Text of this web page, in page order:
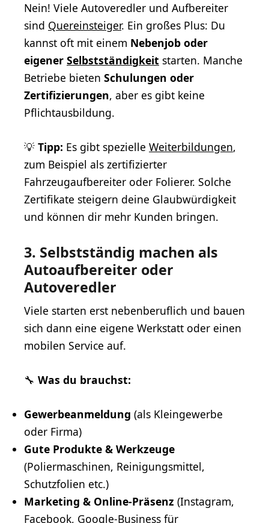
Nein! Viele Autoveredler und Aufbereiter
sind Quereinsteiger. Ein großes Plus: Du
kannst oft mit einem Nebenjob oder
eigener Selbstständigkeit starten. Manche
Betriebe bieten Schulungen oder
Zertifizierungen, aber es gibt keine
Pflichtausbildung.
💡 Tipp: Es gibt spezielle Weiterbildungen,
zum Beispiel als zertifizierter
Fahrzeugaufbereiter oder Folierer. Solche
Zertifikate steigern deine Glaubwürdigkeit
und können dir mehr Kunden bringen.
3. Selbstständig machen als
Autoaufbereiter oder
Autoveredler
Viele starten erst nebenberuflich und bauen
sich dann eine eigene Werkstatt oder einen
mobilen Service auf.
🔧 Was du brauchst:
Gewerbeanmeldung (als Kleingewerbe
oder Firma)
Gute Produkte & Werkzeuge
(Poliermaschinen, Reinigungsmittel,
Schutzfolien etc.)
Marketing & Online-Präsenz (Instagram,
Facebook, Google-Business für